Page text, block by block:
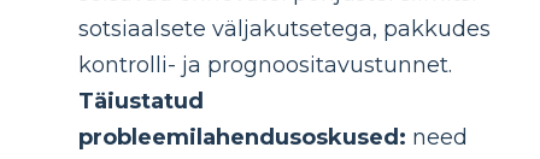
sotsiaalsete väljakutsetega, pakkudes
kontrolli- ja prognoositavustunnet.
Täiustatud
probleemilahendusoskused: need